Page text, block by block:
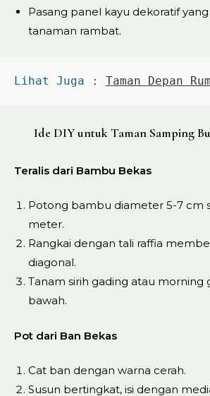
Pasang panel kayu dekoratif yang
tanaman rambat.
Lihat Juga : Taman Depan
Ide DIY untuk Taman Samping
Teralis dari Bambu Bekas
Potong bambu diameter 5-7 cm
meter.
Rangkai dengan tali raffia
diagonal.
Tanam sirih gading atau morning
bawah.
Pot dari Ban Bekas
Cat ban dengan warna cerah.
Susun bertingkat, isi dengan